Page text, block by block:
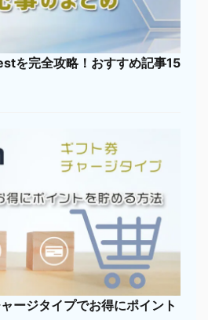
を完全攻略！おすすめ記事15
ージタイプでお得にポイント